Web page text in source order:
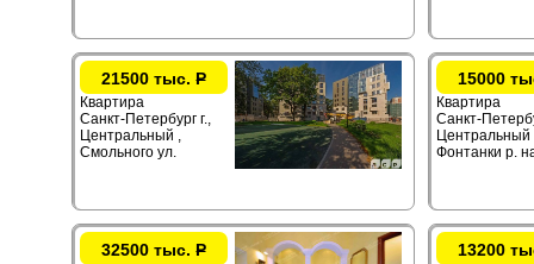
21500 тыс.Р
Квартира
Санкт-Петербург г.,
Центральный ,
Смольного ул.
15000
Квартира
Санкт-
Центральный
Фонтанки р.
32500 тыс.Р 13200